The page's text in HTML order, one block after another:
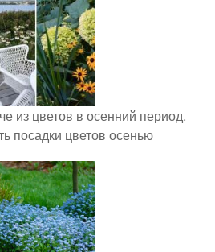
из цветов в осенний период.
посадки цветов осенью